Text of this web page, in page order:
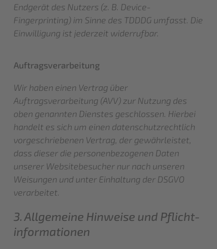
Endgerät des Nutzers (z. B. Device-
Fingerprinting) im Sinne des TDDDG umfasst. Die
Einwilligung ist jederzeit widerrufbar.
Auftragsverarbeitung
Wir haben einen Vertrag über
Auftragsverarbeitung (AVV) zur Nutzung des
oben genannten Dienstes geschlossen. Hierbei
handelt es sich um einen datenschutzrechtlich
vorgeschriebenen Vertrag, der gewährleistet,
dass dieser die personenbezogenen Daten
unserer Websitebesucher nur nach unseren
Weisungen und unter Einhaltung der DSGVO
verarbeitet.
3. Allgemeine Hinweise und Pflicht­
informationen